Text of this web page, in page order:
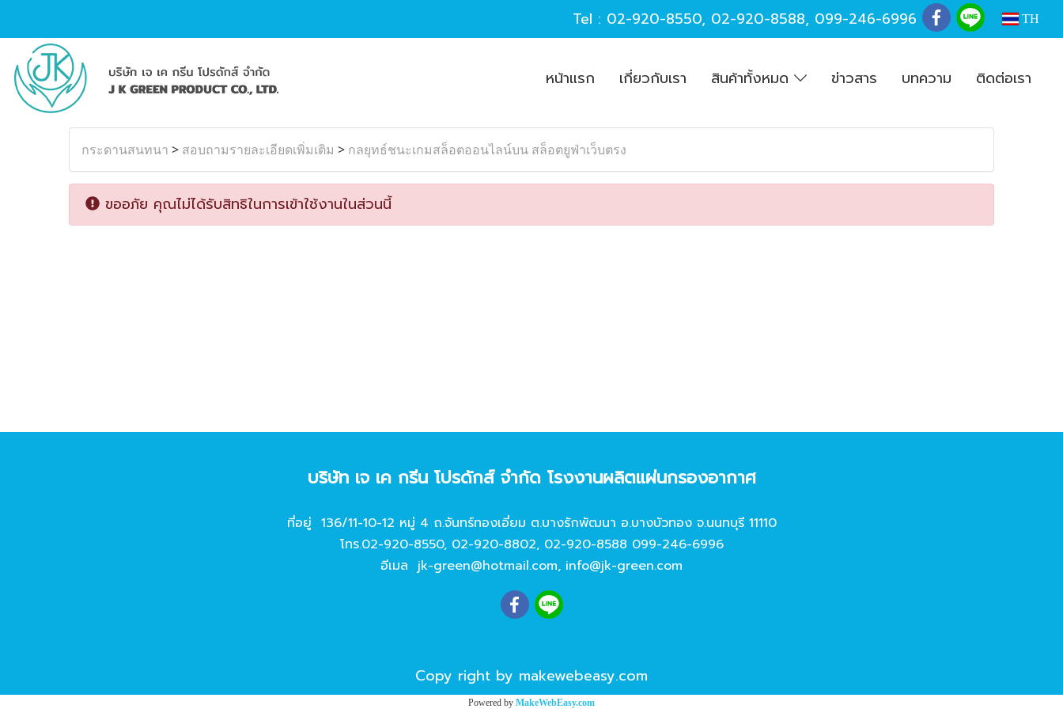
Tel : 02-920-8550, 02-920-8588, 099-246-6996 TH
หน้าแรก เกี่ยวกับเรา สินค้าทั้งหมด ข่าวสาร บทความ ติดต่อเรา
กระดานสนทนา > สอบถามรายละเอียดเพิ่มเติม > กลยุทธ์ชนะเกมสล็อตออนไลน์บน สล็อตยูฟ่าเว็บตรง
ขออภัย คุณไม่ได้รับสิทธิในการเข้าใช้งานในส่วนนี้
บริษัท เจ เค กรีน โปรดักส์ จํากัด โรงงานผลิตแผ่นกรองอากาศ
ที่อยู่ 136/11-10-12 หมู่ 4 ถ.จันทร์ทองเอี่ยม ต.บางรักพัฒนา อ.บางบัวทอง จ.นนทบุรี 11110
โทร.02-920-8550, 02-920-8802, 02-920-8588 099-246-6996
อีเมล jk-green@hotmail.com, info@jk-green.com
Copy right by makewebeasy.com
Powered by MakeWebEasy.com